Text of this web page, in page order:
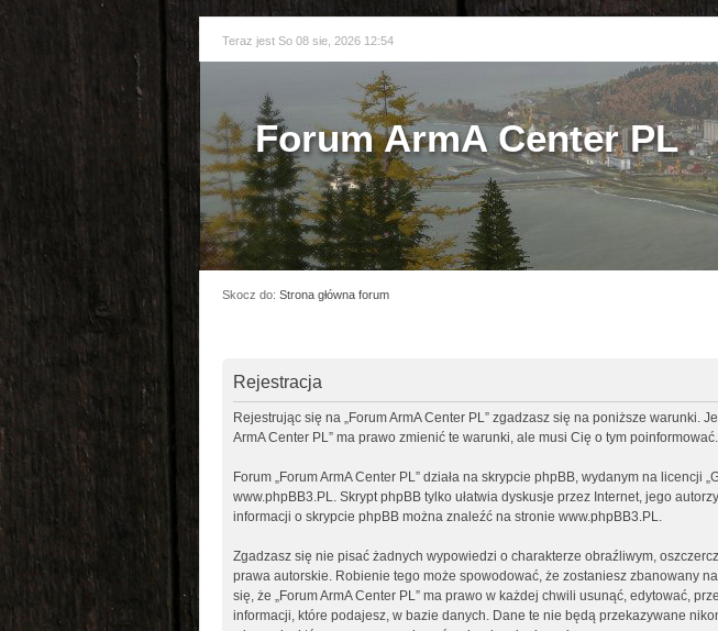
Teraz jest So 08 sie, 2026 12:54
Forum ArmA Center PL
Skocz do: Strona główna forum
Rejestracja
Rejestrując się na „Forum ArmA Center PL” zgadzasz się na poniższe warunki.
ArmA Center PL” ma prawo zmienić te warunki, ale musi Cię o tym poinformować.
Forum „Forum ArmA Center PL” działa na skrypcie phpBB, wydanym na licencji „
www.phpBB3.PL
. Skrypt phpBB tylko ułatwia dyskusje przez Internet, jego
informacji o skrypcie phpBB można znaleźć na stronie www.phpBB3.PL
Zgadzasz się nie pisać żadnych wypowiedzi o charakterze obraźliwym,
prawa autorskie. Robienie tego może spowodować, że zostaniesz zbanowany
się, że „Forum ArmA Center PL” ma prawo w każdej chwili usunąć, edytować,
informacji, które podajesz, w bazie danych. Dane te nie będą przekazywane